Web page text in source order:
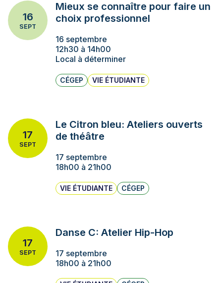
16
SEPT
Mieux se connaître pour faire un
choix professionnel
16 septembre
12h30 à 14h00
Local à déterminer
CÉGEP VIE ÉTUDIANTE
17
SEPT
Le Citron bleu: Ateliers ouverts
de théâtre
17 septembre
18h00 à 21h00
VIE ÉTUDIANTE CÉGEP
17
SEPT
Danse C: Atelier Hip-Hop
17 septembre
18h00 à 21h00